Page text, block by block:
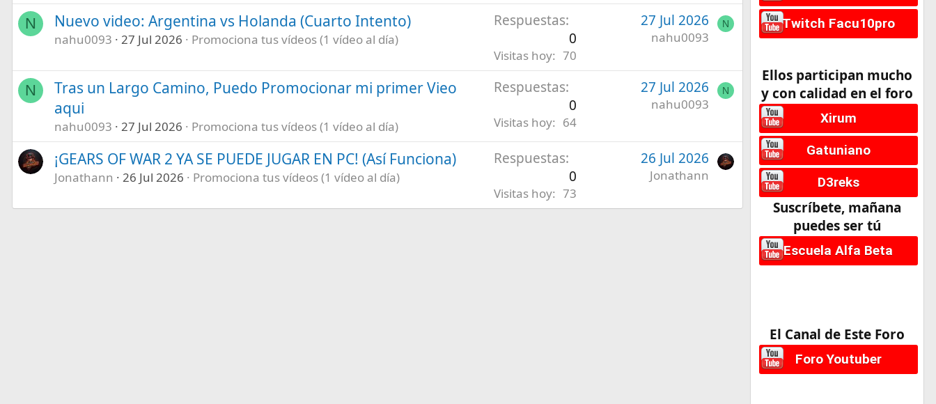
N Nuevo video: Argentina vs Holanda (Cuarto Intento)
nahu0093 27 Jul 2026 Promociona tus vídeos (1 vídeo al día)
Respuestas
0
Visitas hoy 70
27 Jul 2026
nahu0093
N
N
Tras un Largo Camino, Puedo Promocionar mi primer Vieo
aqui
nahu0093 27 Jul 2026 Promociona tus vídeos (1 vídeo al día)
Respuestas
0
Visitas hoy 64
27 Jul 2026
nahu0093
N
¡GEARS OF WAR 2 YA SE PUEDE JUGAR EN PC! (Así Funciona)
Jonathann 26 Jul 2026 Promociona tus vídeos (1 vídeo al día)
Respuestas
0
Visitas hoy 73
26 Jul 2026
Jonathann
Twitch Facu10pro
Ellos participan mucho
y con calidad en el foro
Xirum
Gatuniano
D3reks
Suscríbete, mañana
puedes ser tú
Escuela Alfa Beta
El Canal de Este Foro
Foro Youtuber